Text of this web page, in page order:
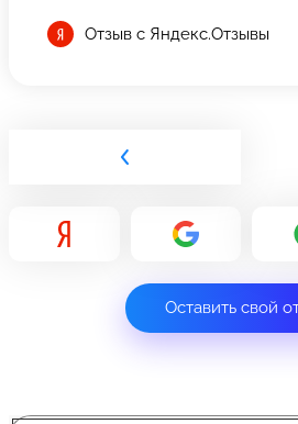
Отзыв с Яндекс.Отзывы
Оставить свой